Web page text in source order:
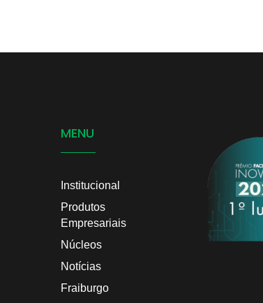
MENU
Institucional
Produtos
Empresariais
Núcleos
Notícias
Fraiburgo